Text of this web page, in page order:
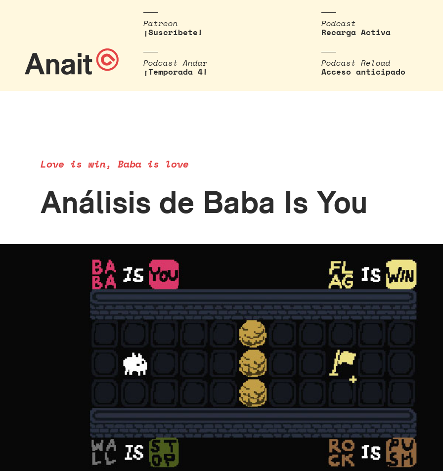
Patreon
¡Suscríbete!
Podcast
Recarga Activa
Podcast Andar
¡Temporada 4!
Podcast Reload
Acceso anticipado
Love is win, Baba is love
Análisis de Baba Is You